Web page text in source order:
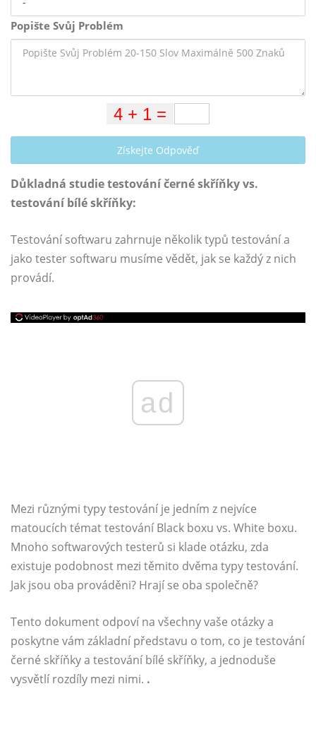
Popište Svůj Problém
Získejte Odpověď
Důkladná studie testování černé skříňky vs.
testování bílé skříňky:
Testování softwaru zahrnuje několik typů testování a
jako tester softwaru musíme vědět, jak se každý z nich
provádí.
ad
Mezi různými typy testování je jedním z nejvíce
matoucích témat testování Black boxu vs. White boxu.
Mnoho softwarových testerů si klade otázku, zda
existuje podobnost mezi těmito dvěma typy testování.
Jak jsou oba prováděni? Hrají se oba společně?
Tento dokument odpoví na všechny vaše otázky a
poskytne vám základní představu o tom, co je testování
černé skříňky a testování bílé skříňky, a jednoduše
vysvětlí rozdíly mezi nimi. .